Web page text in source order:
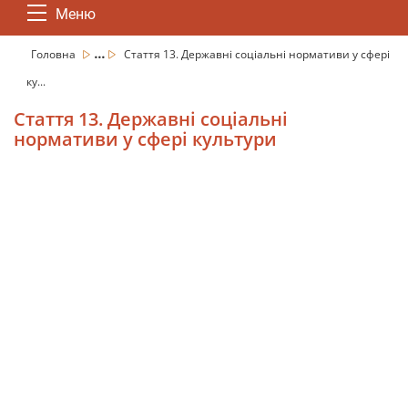
Меню
Головна ...
Стаття 13. Державні соціальні нормативи у сфері
ку...
Стаття 13. Державні соціальні
нормативи у сфері культури